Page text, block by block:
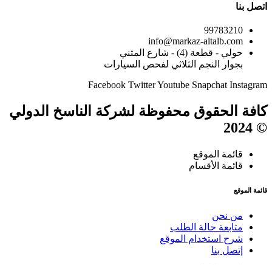
اتصل بنا
99783210
info@markaz-altalb.com
حولي - قطعة (4) - شارع المثني
بجوار النجم الثلاثي لفحص السيارات
Facebook TwitterYoutube Snapchat Instagram
كافة الحقوق محفوظة لشركة الناسخ الدولي
© 2024
قائمة الموقع
قائمة الأقسام
قائمة الموقع
من نحن
متابعة حالة الطلب
شرح استخدام الموقع
إتصل بنا